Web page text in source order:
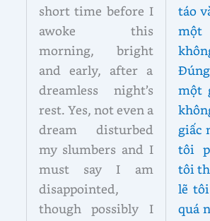
short time before I
awoke this
morning, bright
and early, after a
dreamless night’s
rest. Yes, not even a
dream disturbed
my slumbers and I
must say I am
disappointed,
though possibly I
táo
một
giấc
tôi
tôi
lẽ
quá